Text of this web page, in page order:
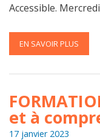
Accessible.
EN SAVOIR PLUS
et à
17 janvier 2023